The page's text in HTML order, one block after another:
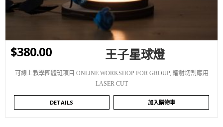
$380.00 王子星球燈
可線上教學團體班項目 ONLINE WORKSHOP FOR GROUP, 鐳射切割應用
LASER CUT
DETAILS 加入購物車